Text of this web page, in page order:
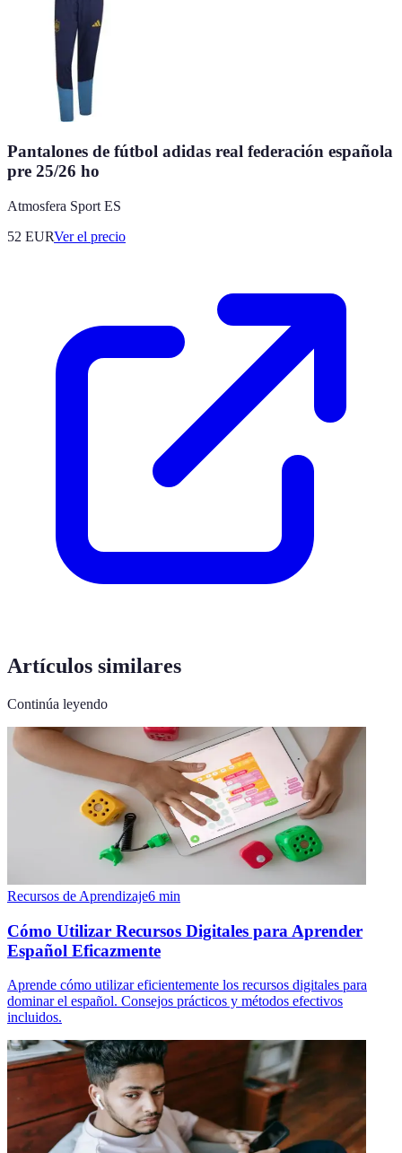
Pantalones de fútbol adidas real federación española
pre 25/26 ho
Atmosfera Sport ES
52 EURVer el precio
Artículos similares
Continúa leyendo
Recursos de Aprendizaje6 min
Cómo Utilizar Recursos Digitales para Aprender
Español Eficazmente
Aprende cómo utilizar eficientemente los recursos digitales para
dominar el español. Consejos prácticos y métodos efectivos
incluidos.